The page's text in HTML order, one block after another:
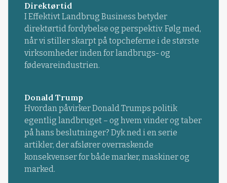
Direktørtid
I Effektivt Landbrug Business betyder
direktørtid fordybelse og perspektiv. Følg med,
når vi stiller skarpt på topcheferne i de største
virksomheder inden for landbrugs- og
fødevareindustrien.
Donald Trump
Hvordan påvirker Donald Trumps politik
egentlig landbruget – og hvem vinder og taber
på hans beslutninger? Dyk ned i en serie
artikler, der afslører overraskende
konsekvenser for både marker, maskiner og
marked.